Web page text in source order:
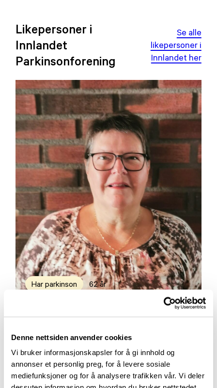
Denne nettsiden anvender cookies
Vi bruker informasjonskapsler for å gi innhold og
annonser et personlig preg, for å levere sosiale
mediefunksjoner og for å analysere trafikken vår. Vi deler
Likepersoner i
Innlandet
Parkinsonforening
Se alle
likepersoner i
Innlandet her
Har parkinson 62 år